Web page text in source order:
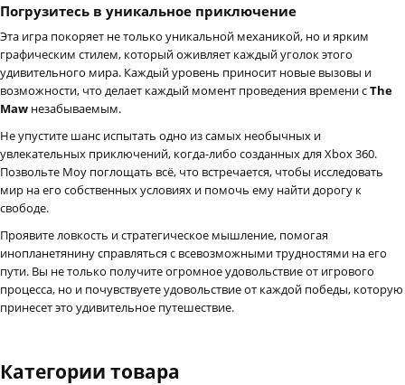
Погрузитесь в уникальное приключение
Эта игра покоряет не только уникальной механикой, но и ярким
графическим стилем, который оживляет каждый уголок этого
удивительного мира. Каждый уровень приносит новые вызовы и
возможности, что делает каждый момент проведения времени сThe
Maw незабываемым.
Не упустите шанс испытать одно из самых необычных и
увлекательных приключений, когда-либо созданных для Xbox 360.
Позвольте Моу поглощать всё, что встречается, чтобы исследовать
мир на его собственных условиях и помочь ему найти дорогу к
свободе.
Проявите ловкость и стратегическое мышление, помогая
инопланетянину справляться с всевозможными трудностями на его
пути. Вы не только получите огромное удовольствие от игрового
процесса, но и почувствуете удовольствие от каждой победы, которую
принесет это удивительное путешествие.
Категории товара